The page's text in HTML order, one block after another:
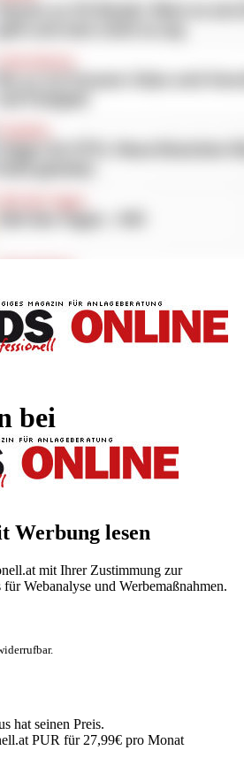
bei
Werbung lesen
mit Ihrer Zustimmung zur
Webanalyse und Werbemaßnahmen.
hat seinen Preis.
PUR für 27,99€ pro Monat